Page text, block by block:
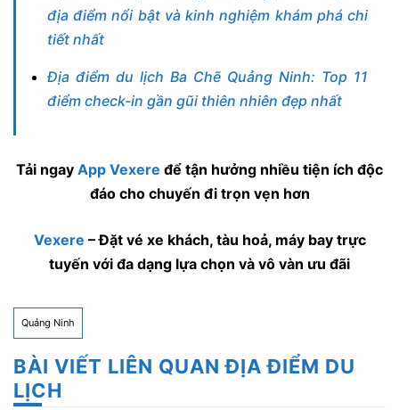
địa điểm nổi bật và kinh nghiệm khám phá chi
tiết nhất
Địa điểm du lịch Ba Chẽ Quảng Ninh: Top 11
điểm check-in gần gũi thiên nhiên đẹp nhất
Tải ngay App Vexere để tận hưởng nhiều tiện ích độc
đáo cho chuyến đi trọn vẹn hơn
Vexere – Đặt vé xe khách, tàu hoả, máy bay trực
tuyến với đa dạng lựa chọn và vô vàn ưu đãi
Quảng Ninh
BÀI VIẾT LIÊN QUAN ĐỊA ĐIỂM DU
LỊCH